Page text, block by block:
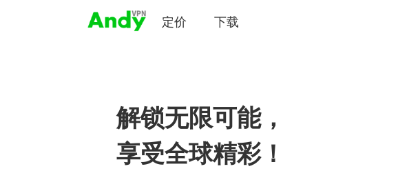
定价 下载
解锁无限可能，
享受全球精彩！